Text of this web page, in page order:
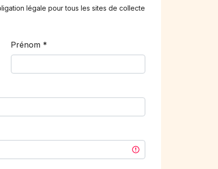
légale pour tous les sites de collecte
Prénom *